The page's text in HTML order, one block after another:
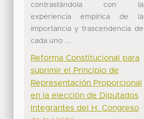
contrastándola con la
experiencia empírica de la
importancia y trascendencia de
cada uno ...
Reforma Constitucional para
suprimir el Principio de
Representación Proporcional
en la elección de Diputados
Integrantes del H. Congreso